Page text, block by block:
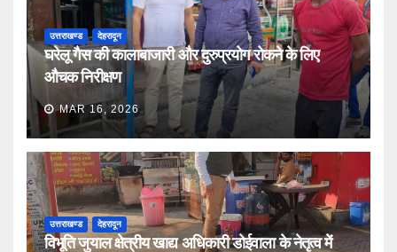
उत्तराखण्ड देहरादून
घरेलू गैस की कालाबाजारी और दुरुप्रयोग रोकने के लिए
औचक निरीक्षण
MAR 16, 2026
उत्तराखण्ड देहरादून
विभूति जुयाल क्षेत्रीय खाद्य अधिकारी डोईवाला के नेतृत्व में